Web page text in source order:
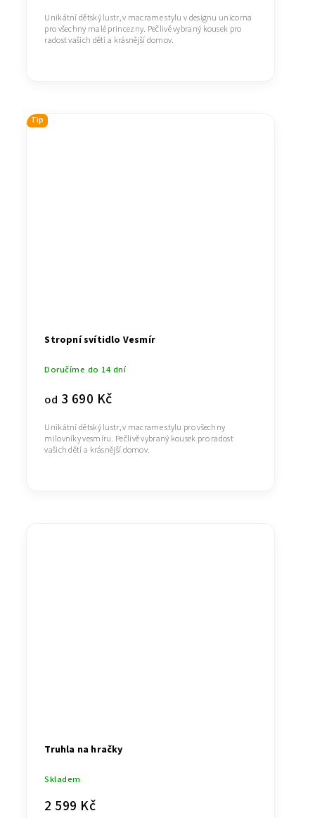
Unikátní dětský lustr, v macrame stylu v designu unicorna
pro všechny malé princezny. Pečlivě vybraný kousek pro
radost vašich dětí a krásnější domov.
Tip
Stropní svítidlo Vesmír
Doručíme do 14 dní
od 3 690 Kč
Unikátní dětský lustr, v macrame stylu pro všechny
milovníky vesmíru. Pečlivě vybraný kousek pro radost
vašich dětí a krásnější domov.
Truhla na hračky
Skladem
2 599 Kč